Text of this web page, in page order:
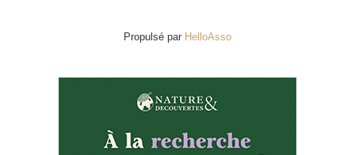
Propulsé par HelloAsso